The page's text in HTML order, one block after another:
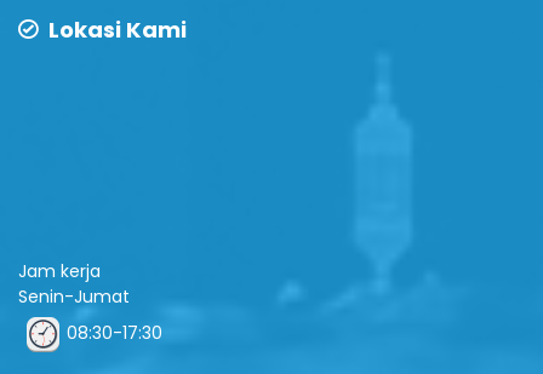
Lokasi Kami
Jam kerja
Senin-Jumat
08:30-17:30